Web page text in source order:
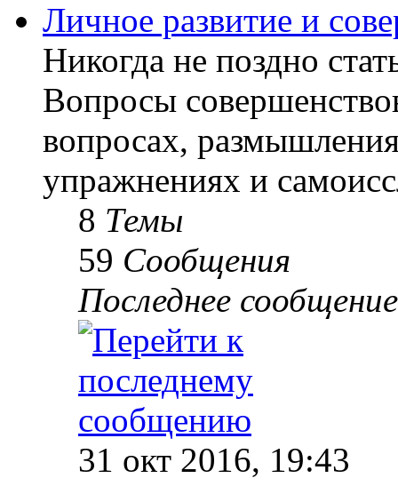
Личное развитие и
Никогда не поздно
Вопросы
вопросах,
упражнениях и
8 Темы
59 Сообщения
Последнее сообщение
31 окт 2016, 19:43